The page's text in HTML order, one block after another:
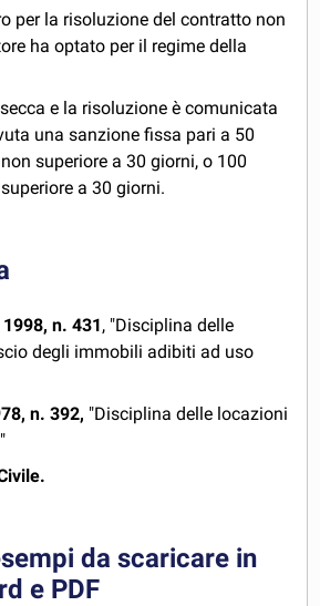
per la risoluzione del contratto non
ha optato per il regime della
e la risoluzione è comunicata
una sanzione fissa pari a 50
superiore a 30 giorni, o 100
a 30 giorni.
n. 431, "Disciplina delle
degli immobili adibiti ad uso
n. 392, "Disciplina delle locazioni
da scaricare in
e PDF